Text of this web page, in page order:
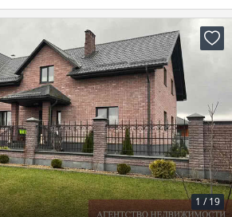
1 / 19